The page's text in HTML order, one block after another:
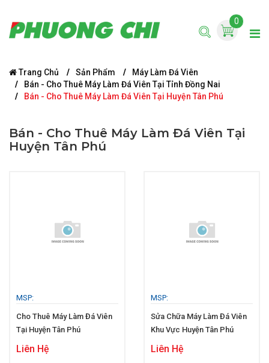
0
Trang Chủ Sản Phẩm
Máy Làm Đá Viên
Bán - Cho Thuê Máy Làm Đá Viên Tại Tỉnh Đồng Nai
Bán - Cho Thuê Máy Làm Đá Viên Tại Huyện Tân Phú
Bán - Cho Thuê Máy Làm Đá Viên Tại
Huyện Tân Phú
MSP:
Cho Thuê Máy Làm Đá Viên
Tại Huyện Tân Phú
Liên Hệ
MSP:
Sửa Chữa Máy Làm Đá Viên
Khu Vực Huyện Tân Phú
Liên Hệ